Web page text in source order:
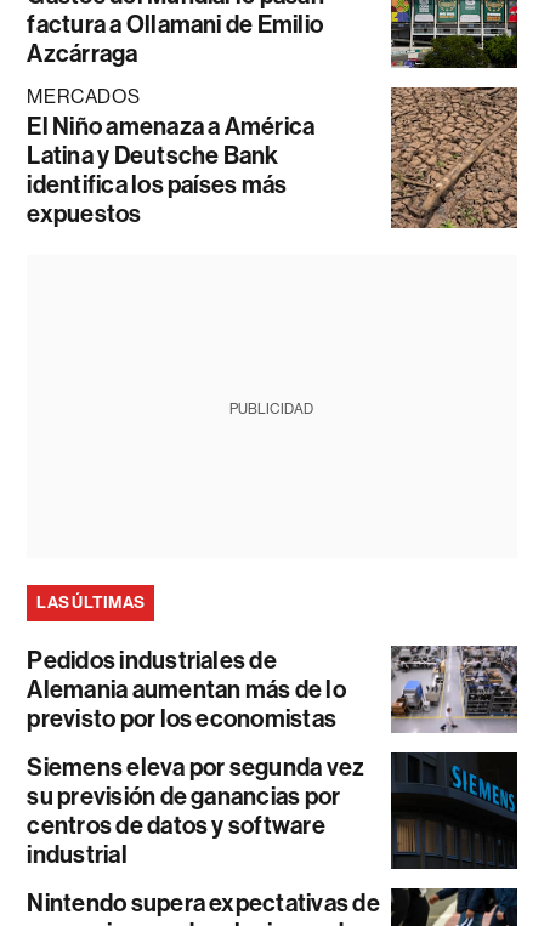
factura a Ollamani de Emilio
Azcárraga
MERCADOS
El Niño amenaza a América
Latina y Deutsche Bank
identifica los países más
expuestos
PUBLICIDAD
LAS ÚLTIMAS
Pedidos industriales de
Alemania aumentan más de lo
previsto por los economistas
Siemens eleva por segunda vez
su previsión de ganancias por
centros de datos y software
industrial
Nintendo supera expectativas de